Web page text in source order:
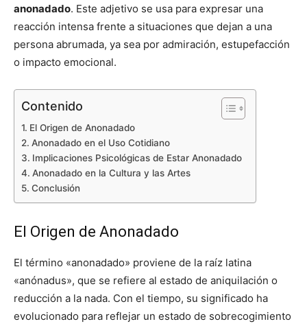
anonadado. Este adjetivo se usa para expresar una
reacción intensa frente a situaciones que dejan a una
persona abrumada, ya sea por admiración, estupefacción
o impacto emocional.
Contenido
El Origen de Anonadado
Anonadado en el Uso Cotidiano
Implicaciones Psicológicas de Estar Anonadado
Anonadado en la Cultura y las Artes
Conclusión
El Origen de Anonadado
El término «anonadado» proviene de la raíz latina
«anónadus», que se refiere al estado de aniquilación o
reducción a la nada. Con el tiempo, su significado ha
evolucionado para reflejar un estado de sobrecogimiento